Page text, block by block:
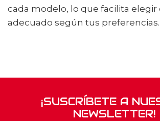
cada modelo, lo que facilita elegir
adecuado según tus preferencias.
¡SUSCRÍBETE A
NEWSLETTER!